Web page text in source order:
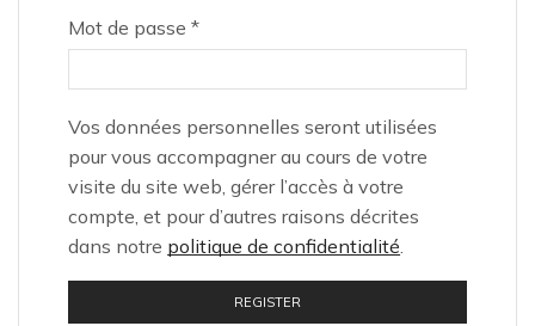
Mot de passe*
Vos données personnelles seront utilisées
pour vous accompagner au cours de votre
visite du site web, gérer l’accès à votre
compte, et pour d’autres raisons décrites
dans notre politique de confidentialité.
REGISTER